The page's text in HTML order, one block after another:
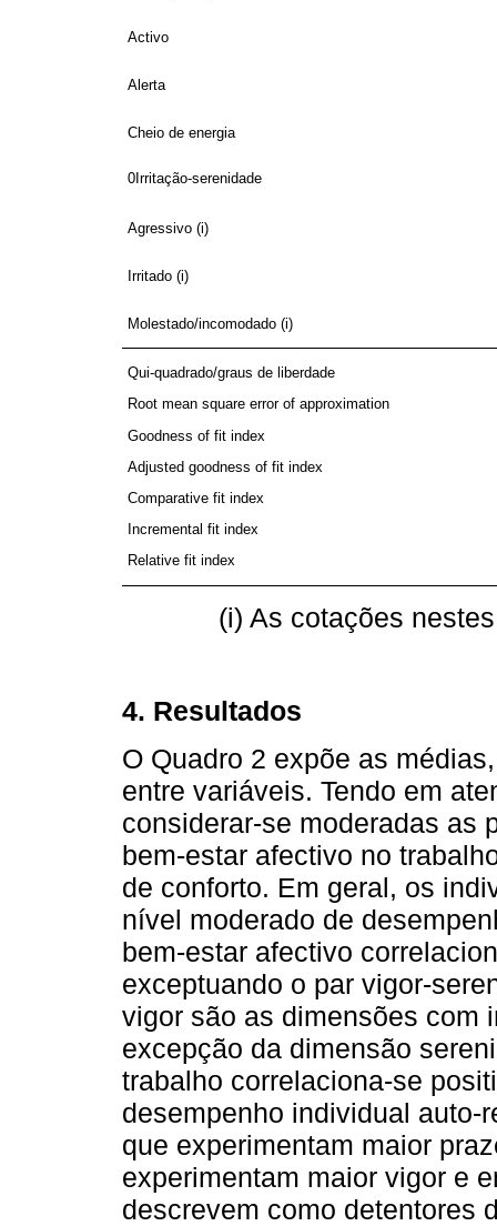
Activo
Alerta
Cheio de energia
0Irritação-serenidade
Agressivo (i)
Irritado (i)
Molestado/incomodado (i)
Qui-quadrado/graus de liberdade
Root mean square error of approximation
Goodness of fit index
Adjusted goodness of fit index
Comparative fit index
Incremental fit index
Relative fit index
(i) As cotações
4. Resultados
O Quadro 2 expõe as
entre variáveis. Tendo em
considerar-se moderadas as
bem-estar afectivo no
de conforto. Em geral, os
nível moderado de
bem-estar afectivo
exceptuando o par vigor-
vigor são as dimensões com
excepção da dimensão
trabalho correlaciona-se
desempenho individual auto-
que experimentam maior
experimentam maior vigor e
descrevem como detentores